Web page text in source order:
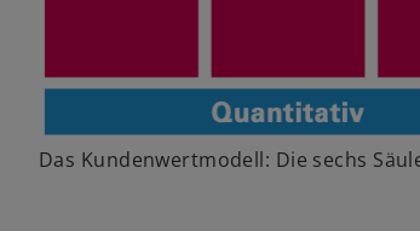
Das Kundenwertmodell: Die sechs